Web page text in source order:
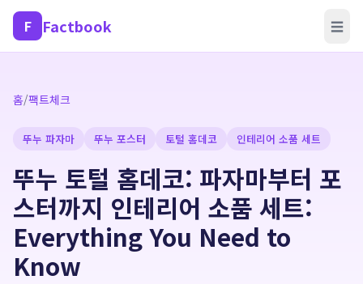
F Factbook ☰
홈/팩트체크
뚜누 파자마 뚜누 포스터 토털 홈데코 인테리어 소품 세트
뚜누 토털 홈데코: 파자마부터 포
스터까지 인테리어 소품 세트:
Everything You Need to
Know